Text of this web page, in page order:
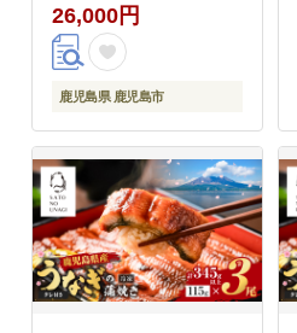
26,000円
鹿児島県 鹿児島市